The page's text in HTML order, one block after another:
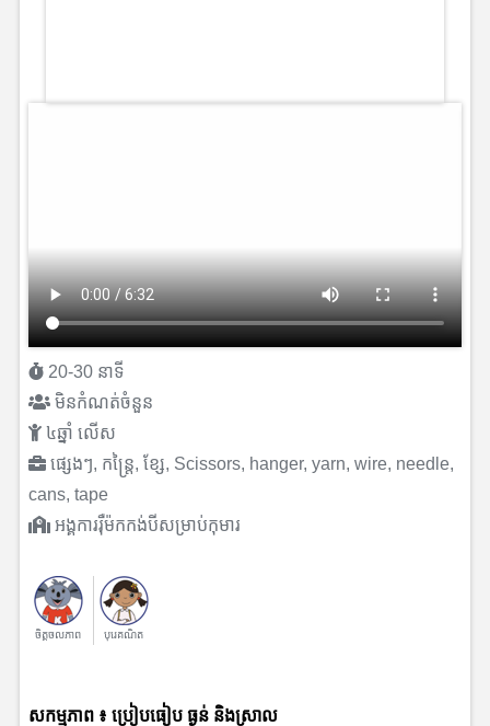
20-30 នាទី
មិនកំណត់ចំនួន
៤ឆ្នាំ លើស
ផ្សេងៗ, កន្ត្រៃ, ខ្សែ, Scissors, hanger, yarn, wire, needle,
cans, tape
អង្គការរ៉ឺម៉កកង់បីសម្រាប់កុមារ
ចិត្តចលភាព បុរេគណិត
សកម្មភាព ៖ ប្រៀបធៀប ធ្ងន់ និងស្រាល